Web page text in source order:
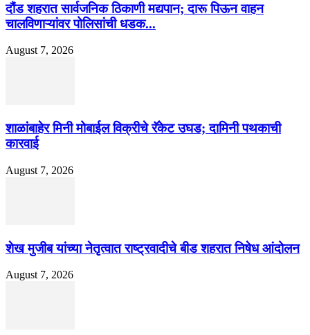
दौंड शहरात सार्वजनिक ठिकाणी मद्यपान; दारू पिऊन वाहन
चालविणाऱ्यांवर पोलिसांची धडक...
August 7, 2026
शाळांबाहेर मिनी मोबाईल विक्रीचे रॅकेट उघड; दामिनी पथकाची
कारवाई
August 7, 2026
शेख मुजीब यांच्या नेतृत्वात राष्ट्रवादीचे बीड शहरात निषेध आंदोलन
August 7, 2026